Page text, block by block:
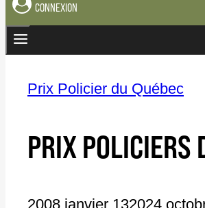
CONNEXION
Prix Policier du Québec
PRIX POLICIERS
2008 janvier 132024